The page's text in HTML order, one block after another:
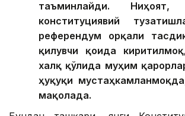
таъминлайди. Ниҳоят,
конституциявий
референдум орқали
қилувчи қоида
халқ қўлида муҳим
ҳуқуқи
мақолада.